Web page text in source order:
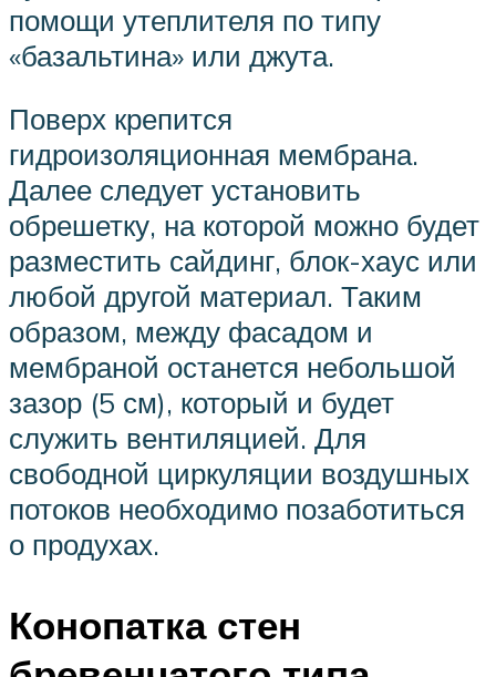
помощи утеплителя по типу
«базальтина» или джута.
Поверх крепится
гидроизоляционная мембрана.
Далее следует установить
обрешетку, на которой можно будет
разместить сайдинг, блок-хаус или
любой другой материал. Таким
образом, между фасадом и
мембраной останется небольшой
зазор (5 см), который и будет
служить вентиляцией. Для
свободной циркуляции воздушных
потоков необходимо позаботиться
о продухах.
Конопатка стен